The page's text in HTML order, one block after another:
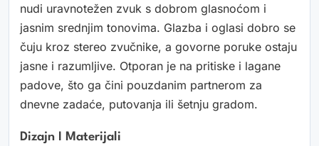
nudi uravnotežen zvuk s dobrom glasnoćom i
jasnim srednjim tonovima. Glazba i oglasi dobro se
čuju kroz stereo zvučnike, a govorne poruke ostaju
jasne i razumljive. Otporan je na pritiske i lagane
padove, što ga čini pouzdanim partnerom za
dnevne zadaće, putovanja ili šetnju gradom.
Dizajn I Materijali